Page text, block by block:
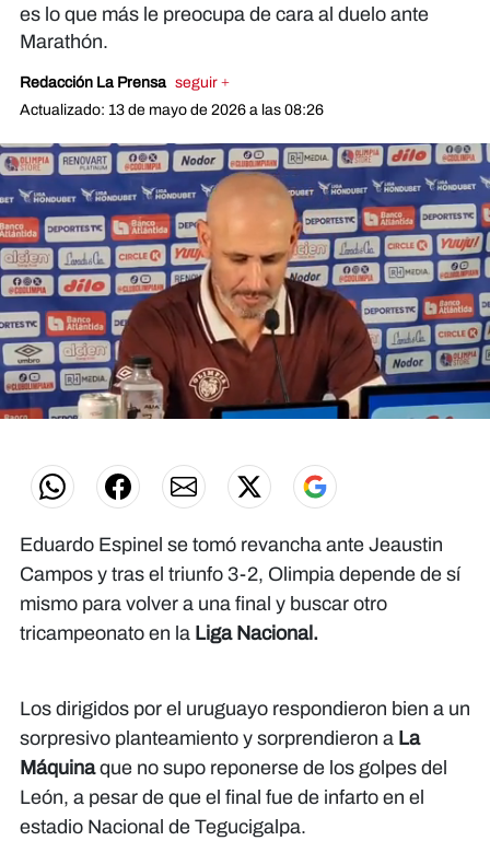
es lo que más le preocupa de cara al duelo ante
Marathón.
Redacción La Prensa seguir +
Actualizado: 13 de mayo de 2026 a las 08:26
seconds
Eduardo Espinel se tomó revancha ante Jeaustin
Campos y tras el triunfo 3-2, Olimpia depende de sí
mismo para volver a una final y buscar otro
tricampeonato en la Liga Nacional.
Los dirigidos por el uruguayo respondieron bien a un
sorpresivo planteamiento y sorprendieron a La
Máquinaque no supo reponerse de los golpes del
León, a pesar de que el final fue de infarto en el
estadio Nacional de Tegucigalpa.